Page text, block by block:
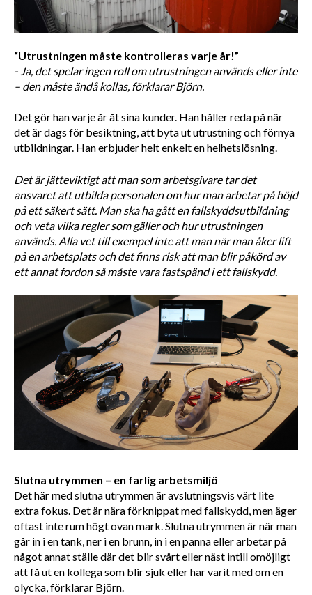
“Utrustningen måste kontrolleras varje år!”
- Ja, det spelar ingen roll om utrustningen används eller inte
– den måste ändå kollas, förklarar Björn.
Det gör han varje år åt sina kunder. Han håller reda på när
det är dags för besiktning, att byta ut utrustning och förnya
utbildningar. Han erbjuder helt enkelt en helhetslösning.
Det är jätteviktigt att man som arbetsgivare tar det
ansvaret att utbilda personalen om hur man arbetar på höjd
på ett säkert sätt. Man ska ha gått en fallskyddsutbildning
och veta vilka regler som gäller och hur utrustningen
används. Alla vet till exempel inte att man när man åker lift
på en arbetsplats och det finns risk att man blir påkörd av
ett annat fordon så måste vara fastspänd i ett fallskydd.
Slutna utrymmen – en farlig arbetsmiljö
Det här med slutna utrymmen är avslutningsvis värt lite
extra fokus. Det är nära förknippat med fallskydd, men äger
oftast inte rum högt ovan mark. Slutna utrymmen är när man
går in i en tank, ner i en brunn, in i en panna eller arbetar på
något annat ställe där det blir svårt eller näst intill omöjligt
att få ut en kollega som blir sjuk eller har varit med om en
olycka, förklarar Björn.